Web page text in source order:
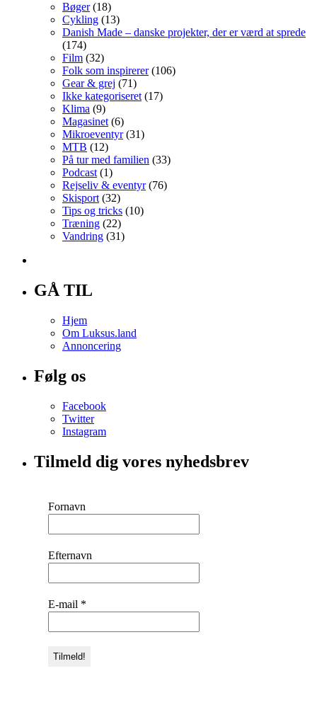
Bøger(18)
Cykling (13)
Danish Made – danske projekter, der er værd at sprede
(174)
Film (32)
Folk som inspirerer(106)
Gear & grej (71)
Ikke kategoriseret (17)
Klima (9)
Magasinet (6)
Mikroeventyr(31)
MTB (12)
På tur med familien (33)
Podcast (1)
Rejseliv & eventyr(76)
Skisport (32)
Tips og tricks (10)
Træning (22)
Vandring (31)
GÅ TIL
Hjem
Om Luksus.land
Annoncering
Følg os
Facebook
Twitter
Instagram
Tilmeld dig vores nyhedsbrev
Fornavn
Efternavn
E-mail *